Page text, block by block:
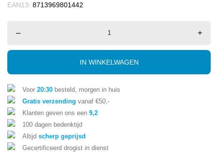
EAN13: 8713969801442
– +
IN WINKELWAGEN
Voor 20:30 besteld, morgen in huis
Gratis verzending vanaf €50,-
Klanten geven ons een 9,2
100 dagen bedenktijd
Altijd scherp geprijsd
Gecertificeerd drogist in dienst